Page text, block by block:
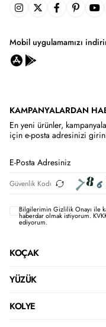
Mobil uygulamamızı
KAMPANYALARDAN
En yeni ürünler,
için e-posta adresinizi
Bilgilerimin Gizlilik Onayı ile
haberdar olmak istiyorum.
ediyorum.
KOÇAK
YÜZÜK
KOLYE